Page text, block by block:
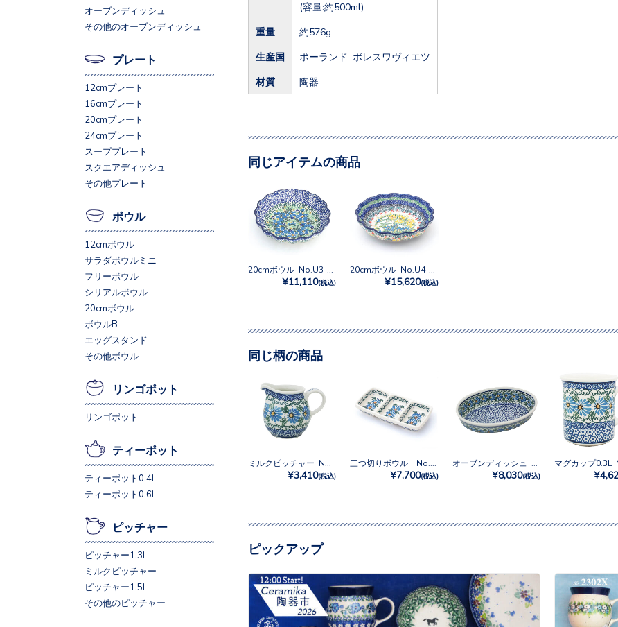
(容量:約500ml)
重量 約576g
生産国 ポーランド ボレスワヴィエツ
材質 陶器
同じアイテムの商品
¥11,110(税込) ¥15,620(税込)
同じ柄の商品
¥3,410(税込) ¥7,700(税込) ¥8,030(税込)
ピックアップ
オーブンディッシュ
その他のオーブンディッシュ
プレート
12cmプレート
16cmプレート
20cmプレート
24cmプレート
スーププレート
スクエアディッシュ
その他プレート
ボウル
12cmボウル
サラダボウルミニ
フリーボウル
シリアルボウル
20cmボウル
ボウルB
エッグスタンド
その他ボウル
リンゴポット
リンゴポット
ティーポット
ティーポット0.4L
ティーポット0.6L
ピッチャー
ピッチャー1.3L
ミルクピッチャー
ピッチャー1.5L
その他のピッチャー